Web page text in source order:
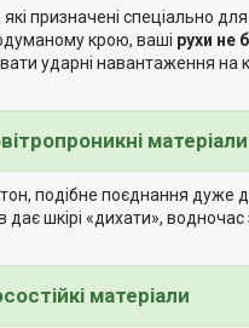
які призначені спеціально
крою, ваші рухи не
ударні навантаження на
матеріали
подібне поєднання дуже
дає шкірі «дихати»,
матеріали